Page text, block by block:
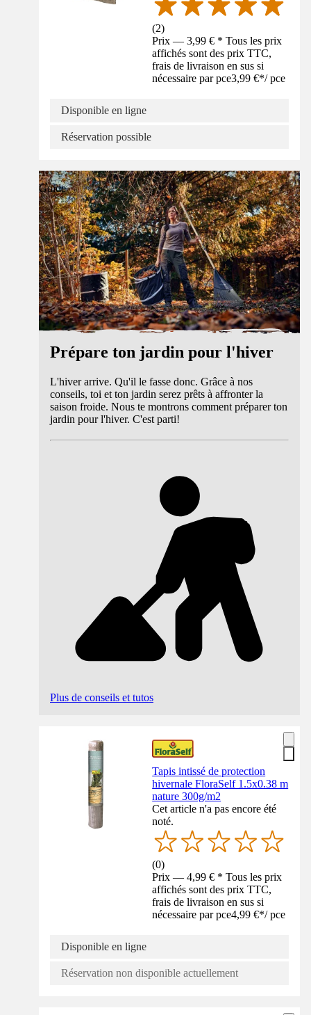
(2)
Prix — 3,99 € * Tous les prix
affichés sont des prix TTC,
frais de livraison en sus si
nécessaire par pce3,99 €*/ pce
Disponible en ligne
Réservation possible
Guide
Prépare ton jardin pour l'hiver
L'hiver arrive. Qu'il le fasse donc. Grâce à nos
conseils, toi et ton jardin serez prêts à affronter la
saison froide. Nous te montrons comment préparer ton
jardin pour l'hiver. C'est parti!
Plus de conseils et tutos
Tapis intissé de protection
hivernale FloraSelf 1.5x0.38 m
nature 300g/m2
Cet article n'a pas encore été
noté.
(0)
Prix — 4,99 € * Tous les prix
affichés sont des prix TTC,
frais de livraison en sus si
nécessaire par pce4,99 €*/ pce
Disponible en ligne
Réservation non disponible actuellement